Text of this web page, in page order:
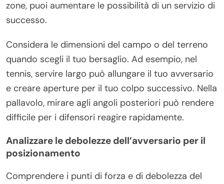
zone, puoi aumentare le possibilità di un servizio di
successo.
Considera le dimensioni del campo o del terreno
quando scegli il tuo bersaglio. Ad esempio, nel
tennis, servire largo può allungare il tuo avversario
e creare aperture per il tuo colpo successivo. Nella
pallavolo, mirare agli angoli posteriori può rendere
difficile per i difensori reagire rapidamente.
Analizzare le debolezze dell’avversario per il
posizionamento
Comprendere i punti di forza e di debolezza del